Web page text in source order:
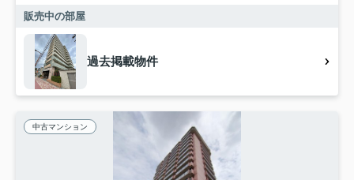
販売中の部屋
過去掲載物件
中古マンション